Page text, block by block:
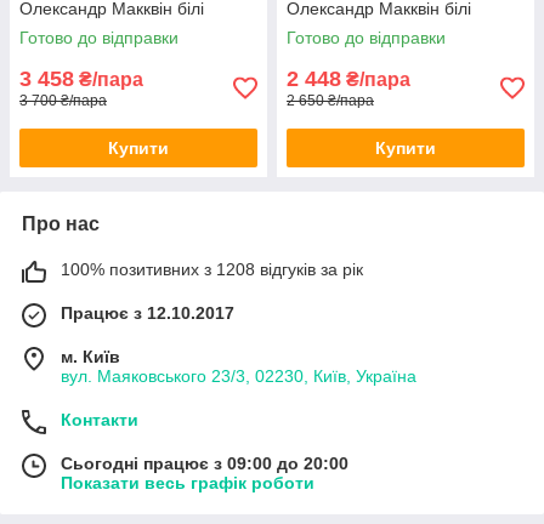
Олександр Макквін білі
повсякденні Взуття Маквін
Люкс
Готово до відправки
3 458 ₴/пара
3 700 ₴/пара
Купити
Олександр Макквін білі
шкіряні модні кеди
Готово до відправки
2 448 ₴/пара
2 650 ₴/пара
Купити
Про нас
100% позитивних з 1208 відгуків за рік
Працює з 12.10.2017
м. Київ
вул. Маяковського 23/3, 02230, Київ, Україна
Контакти
Сьогодні працює з 09:00 до 20:00
Показати весь графік роботи